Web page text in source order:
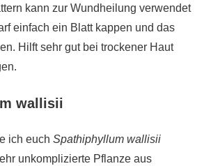
kann zur Wundheilung verwendet
einfach ein Blatt kappen und das
Hilft sehr gut bei trockener Haut
wallisii
ich euch Spathiphyllum wallisii
unkomplizierte Pflanze aus